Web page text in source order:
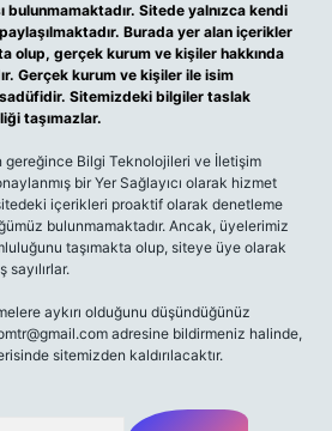
bulunmamaktadır. Sitede yalnızca kendi
paylaşılmaktadır. Burada yer alan içerikler
olup, gerçek kurum ve kişiler hakkında
Gerçek kurum ve kişiler ile isim
Sitemizdeki bilgiler taslak
taşımazlar.
gereğince Bilgi Teknolojileri ve İletişim
bir Yer Sağlayıcı olarak hizmet
içerikleri proaktif olarak denetleme
bulunmamaktadır. Ancak, üyelerimiz
taşımakta olup, siteye üye olarak
aykırı olduğunu düşündüğünüz
adresine bildirmeniz halinde,
sitemizden kaldırılacaktır.